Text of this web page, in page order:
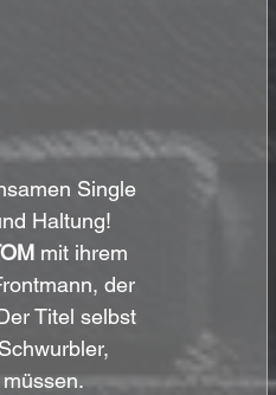
Single
Haltung!
mit ihrem
der
Titel selbst